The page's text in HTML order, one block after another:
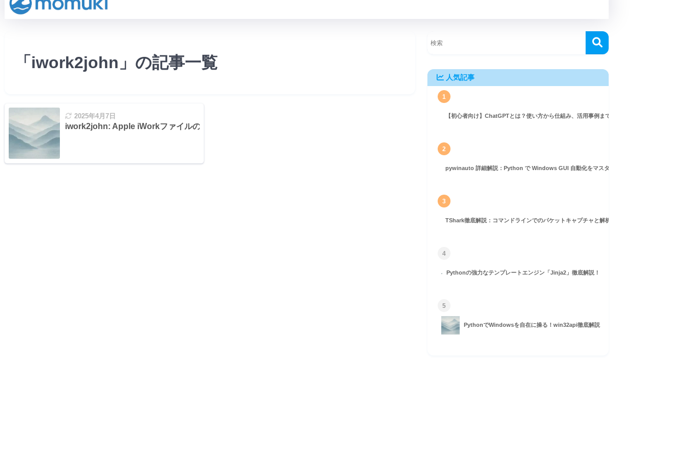
「iwork2john」の記事一覧
2025年4月7日
iwork2john: Apple iWorkファイルのパスワードハッシュを抽出する方法
人気記事
1
【初心者向け】ChatGPTとは？使い方から仕組み、活用事例まで徹底解説
2
pywinauto 詳細解説：Python で Windows GUI 自動化をマスターしよう！
3
TShark徹底解説：コマンドラインでのパケットキャプチャと解析ガイド
4
Pythonの強力なテンプレートエンジン「Jinja2」徹底解説！
5
PythonでWindowsを自在に操る！win32api徹底解説